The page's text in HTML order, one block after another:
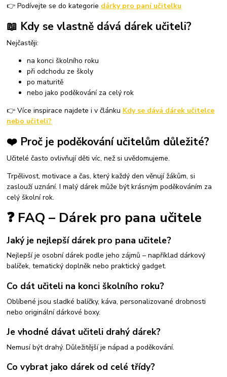
👉 Podívejte se do kategorie dárky pro paní učitelku
📖 Kdy se vlastně dává dárek učiteli?
Nejčastěji:
na konci školního roku
při odchodu ze školy
po maturitě
nebo jako poděkování za celý rok
👉 Více inspirace najdete i v článku Kdy se dává dárek učitelce
nebo učiteli?
❤️ Proč je poděkování učitelům důležité?
Učitelé často ovlivňují děti víc, než si uvědomujeme.
Trpělivost, motivace a čas, který každý den věnují žákům, si
zaslouží uznání. I malý dárek může být krásným poděkováním za
celý školní rok.
❓ FAQ – Dárek pro pana učitele
Jaký je nejlepší dárek pro pana učitele?
Nejlepší je osobní dárek podle jeho zájmů – například dárkový
balíček, tematický doplněk nebo praktický gadget.
Co dát učiteli na konci školního roku?
Oblíbené jsou sladké balíčky, káva, personalizované drobnosti
nebo originální dárkové boxy.
Je vhodné dávat učiteli drahý dárek?
Nemusí být drahý. Důležitější je nápad a poděkování.
Co vybrat jako dárek od celé třídy?